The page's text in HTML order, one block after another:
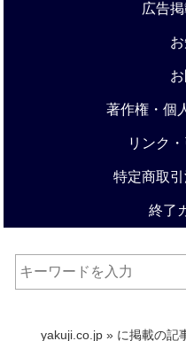
広告
著作権・個
リンク
特定商取
終了
yakuji.co.jp » に掲載の記